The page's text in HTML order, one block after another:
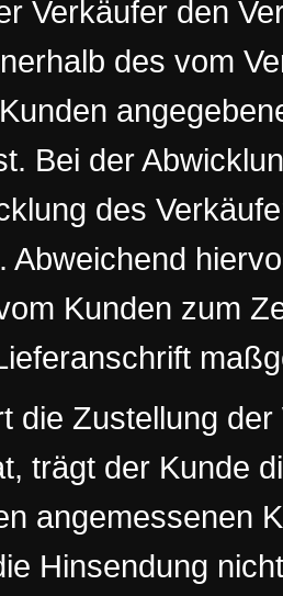
Verkäufer den
des vom
Bei der
des
Abweichend
Kunden zum
die Zustellung
trägt der Kunde
angemessenen
Hinsendung